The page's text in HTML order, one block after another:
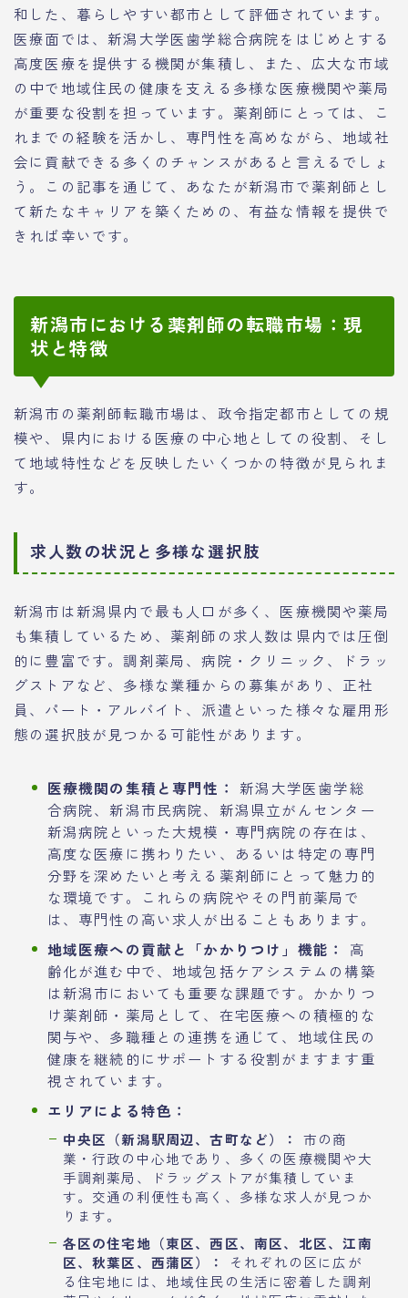
和した、暮らしやすい都市として評価されています。
医療面では、新潟大学医歯学総合病院をはじめとする
高度医療を提供する機関が集積し、また、広大な市域
の中で地域住民の健康を支える多様な医療機関や薬局
が重要な役割を担っています。薬剤師にとっては、こ
れまでの経験を活かし、専門性を高めながら、地域社
会に貢献できる多くのチャンスがあると言えるでしょ
う。この記事を通じて、あなたが新潟市で薬剤師とし
て新たなキャリアを築くための、有益な情報を提供で
きれば幸いです。
新潟市における薬剤師の転職市場：現
状と特徴
新潟市の薬剤師転職市場は、政令指定都市としての規
模や、県内における医療の中心地としての役割、そし
て地域特性などを反映したいくつかの特徴が見られま
す。
求人数の状況と多様な選択肢
新潟市は新潟県内で最も人口が多く、医療機関や薬局
も集積しているため、薬剤師の求人数は県内では圧倒
的に豊富です。調剤薬局、病院・クリニック、ドラッ
グストアなど、多様な業種からの募集があり、正社
員、パート・アルバイト、派遣といった様々な雇用形
態の選択肢が見つかる可能性があります。
医療機関の集積と専門性：
新潟大学医歯学総
合病院、新潟市民病院、新潟県立がんセンター
新潟病院といった大規模・専門病院の存在は、
高度な医療に携わりたい、あるいは特定の専門
分野を深めたいと考える薬剤師にとって魅力的
な環境です。これらの病院やその門前薬局で
は、専門性の高い求人が出ることもあります。
地域医療への貢献と「かかりつけ」機能：
高
齢化が進む中で、地域包括ケアシステムの構築
は新潟市においても重要な課題です。かかりつ
け薬剤師・薬局として、在宅医療への積極的な
関与や、多職種との連携を通じて、地域住民の
健康を継続的にサポートする役割がますます重
視されています。
エリアによる特色：
中央区（新潟駅周辺、古町など）：
市の商
業・行政の中心地であり、多くの医療機関や大
手調剤薬局、ドラッグストアが集積していま
す。交通の利便性も高く、多様な求人が見つか
ります。
各区の住宅地（東区、西区、南区、北区、江南
区、秋葉区、西蒲区）：
それぞれの区に広が
る住宅地には、地域住民の生活に密着した調剤